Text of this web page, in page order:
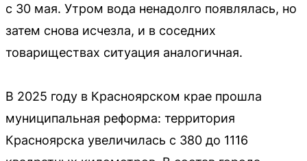
с 30 мая. Утром вода ненадолго появлялась, но
затем снова исчезла, и в соседних
товариществах ситуация аналогичная.
В 2025 году в Красноярском крае прошла
муниципальная реформа: территория
Красноярска увеличилась с 380 до 1116